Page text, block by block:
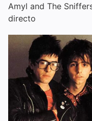
Amyl and The
directo